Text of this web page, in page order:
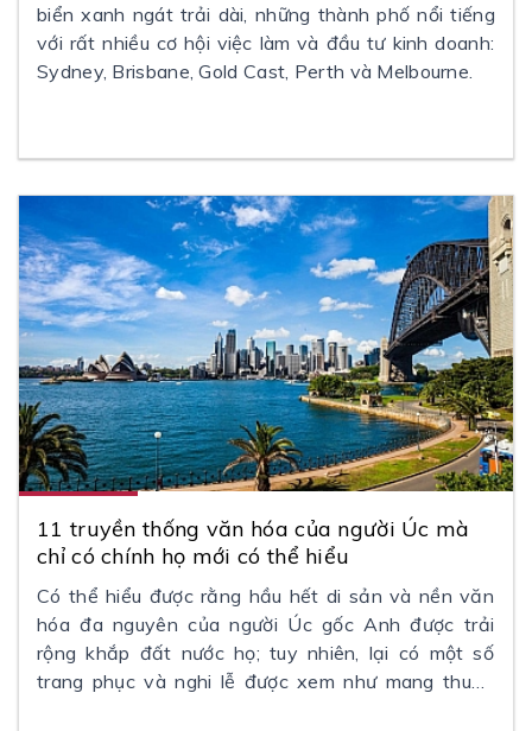
biển xanh ngát trải dài, những thành phố nổi tiếng
với rất nhiều cơ hội việc làm và đầu tư kinh doanh:
Sydney, Brisbane, Gold Cast, Perth và Melbourne.
11 truyền thống văn hóa của người Úc mà
chỉ có chính họ mới có thể hiểu
Có thể hiểu được rằng hầu hết di sản và nền văn
hóa đa nguyên của người Úc gốc Anh được trải
rộng khắp đất nước họ; tuy nhiên, lại có một số
trang phục và nghi lễ được xem như mang thuần